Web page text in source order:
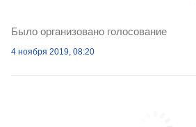
Было организовано голосование
4 ноября 2019, 08:20